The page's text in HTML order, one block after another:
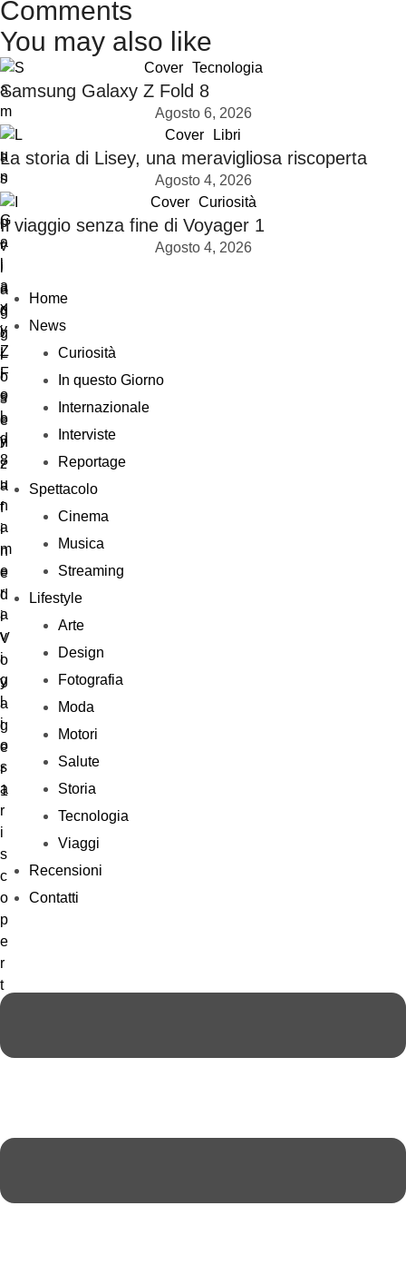
Comments
You may also like
Cover Tecnologia
Samsung Galaxy Z Fold 8
Agosto 6, 2026
Cover
Libri
La storia di Lisey, una meravigliosa riscoperta
Agosto 4, 2026
Cover
Curiosità
Il viaggio senza fine di Voyager 1
Agosto 4, 2026
Home
News
Curiosità
In questo Giorno
Internazionale
Interviste
Reportage
Spettacolo
Cinema
Musica
Streaming
Lifestyle
Arte
Design
Fotografia
Moda
Motori
Salute
Storia
Tecnologia
Viaggi
Recensioni
Contatti